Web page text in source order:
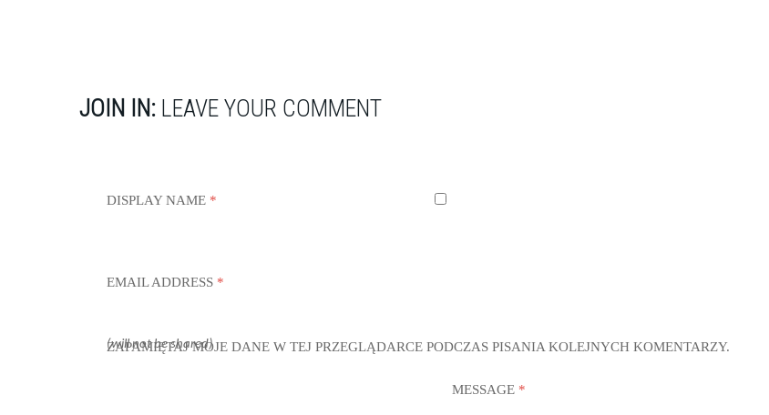
JOIN IN: LEAVE YOUR COMMENT
DISPLAY NAME *
EMAIL ADDRESS *
(will not be shared)
ZAPAMIĘTAJ MOJE DANE W TEJ PRZEGLĄDARCE PODCZAS PISANIA KOLEJNYCH KOMENTARZY.
MESSAGE *